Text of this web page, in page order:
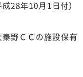
28年10月1日付）
野ＣＣの施設保有